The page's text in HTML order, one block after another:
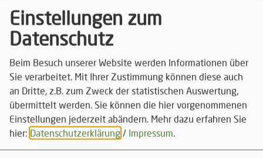
Zusammenhalt, Lebensfreude und
gesellschaftliches Miteinander setzen – und das
alles mit einem guten Zweck im Blick. Die Erlöse
fließen wie gewohnt in soziale Projekte in Stadt und
Landkreis.
Zum Auftakt des Tanzjahres besuchen wir
voraussichtlich wieder zentrale Orte des
öffentlichen Lebens in Eichstätt.
Einstellungen zum
Datenschutz
Beim Besuch unserer Website werden Informationen über
Sie verarbeitet. Mit Ihrer Zustimmung können diese auch
an Dritte, z.B. zum Zweck der statistischen Auswertung,
übermittelt werden. Sie können die hier vorgenommenen
Einstellungen jederzeit abändern. Mehr dazu erfahren Sie
hier: Datenschutzerklärung / Impressum.